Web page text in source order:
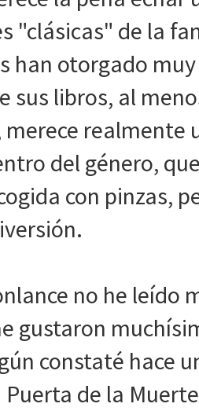
"clásicas" de la
han otorgado
sus libros, al
realmente
del género,
con pinzas,
no he leído
gustaron
constaté hace
Puerta de la